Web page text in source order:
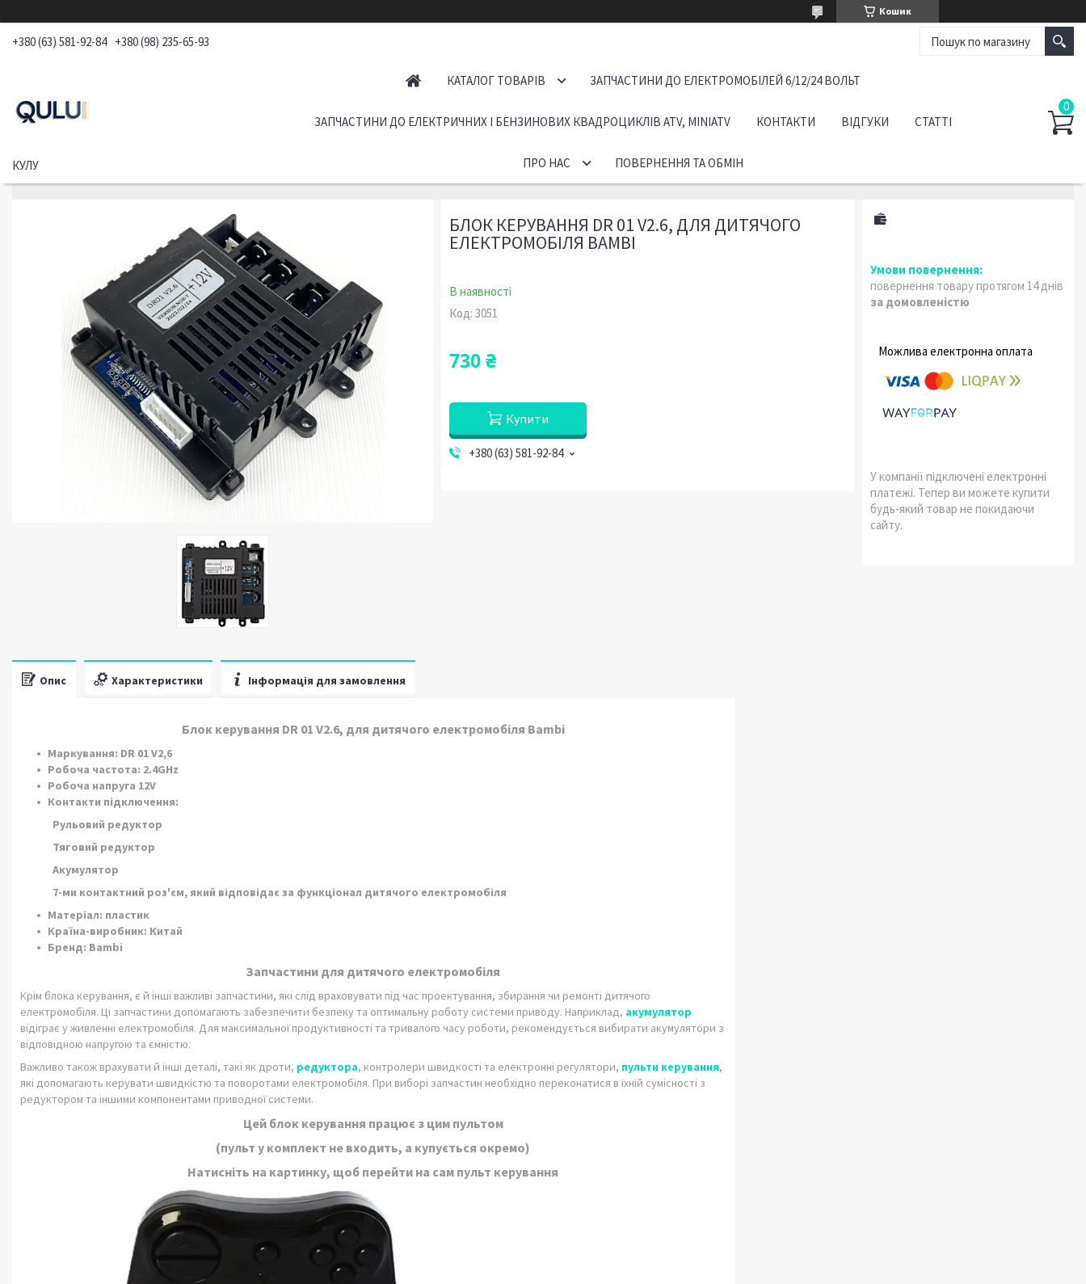
Кошик
+380 (63) 581-92-84 +380 (98) 235-65-93
КУЛУ
КАТАЛОГ ТОВАРІВ ЗАПЧАСТИНИ ДО ЕЛЕКТРОМОБІЛЕЙ 6/12/24 ВОЛЬТ
ЗАПЧАСТИНИ ДО ЕЛЕКТРИЧНИХ І БЕНЗИНОВИХ КВАДРОЦИКЛІВ ATV, MINIATV КОНТАКТИ ВІДГУКИ СТАТТІ
ПРО НАС ПОВЕРНЕННЯ ТА ОБМІН
БЛОК КЕРУВАННЯ DR 01 V2.6, ДЛЯ ДИТЯЧОГО
ЕЛЕКТРОМОБІЛЯ BAMBI
В наявності
Код:3051
730 ₴
Купити
+380 (63) 581-92-84
повернення товару протягом 14 днів
за домовленістю
У компанії підключені електронні
платежі. Тепер ви можете купити
будь-який товар не покидаючи
сайту.
Опис Характеристики Інформація для замовлення
Блок керування DR 01 V2.6, для дитячого електромобіля Bambi
Маркування: DR 01 V2,6
Робоча частота: 2.4GHz
Робоча напруга 12V
Контакти підключення:
Рульовий редуктор
Тяговий редуктор
Акумулятор
7-ми контактний роз'єм, який відповідає за функціонал дитячого електромобіля
Матеріал: пластик
Країна-виробник: Китай
Бренд: Bambi
Запчастини для дитячого електромобіля
Крім блока керування, є й інші важливі запчастини, які слід враховувати під час проектування, збирання чи ремонті дитячого
електромобіля. Ці запчастини допомагають забезпечити безпеку та оптимальну роботу системи приводу. Наприклад, акумулятор
відіграє у живленні електромобіля. Для максимальної продуктивності та тривалого часу роботи, рекомендується вибирати акумулятори з
відповідною напругою та ємністю.
Важливо також врахувати й інші деталі, такі як дроти, редуктора, контролери швидкості та електронні регулятори, пульти керування,
які допомагають керувати швидкістю та поворотами електромобіля. При виборі запчастин необхідно переконатися в їхній сумісності з
редуктором та іншими компонентами приводної системи.
Цей блок керування працює з цим пультом
(пульт у комплект не входить, а купується окремо)
Натисніть на картинку, щоб перейти на сам пульт керування